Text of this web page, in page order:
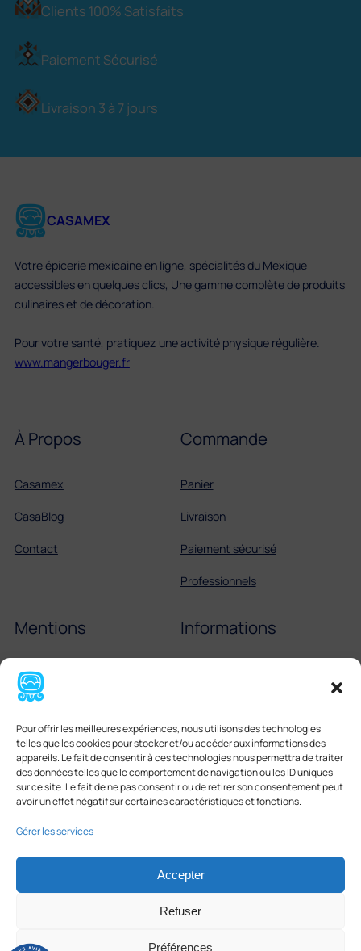
Pour offrir les meilleures expériences, nous utilisons des technologies
telles que les cookies pour stocker et/ou accéder aux informations des
appareils. Le fait de consentir à ces technologies nous permettra de traiter
des données telles que le comportement de navigation ou les ID uniques
sur ce site. Le fait de ne pas consentir ou de retirer son consentement peut
avoir un effet négatif sur certaines caractéristiques et fonctions.
Gérer les services
Accepter
Refuser
Préférences
Clients 100% Satisfaits
Paiement Sécurisé
Livraison 3 à 7 jours
CASAMEX
Votre épicerie mexicaine en ligne, spécialités du Mexique
accessibles en quelques clics, Une gamme complète de produits
culinaires et de décoration.
Pour votre santé, pratiquez une activité physique régulière.
www.mangerbouger.fr
À Propos
Casamex
CasaBlog
Contact
Commande
Panier
Livraison
Paiement sécurisé
Professionnels
Mentions
Mentions légales
Cookies
CGV
Informations
Tortilla mexicaine
Boissons mexicaines
Facebook InstagramLinkedIn